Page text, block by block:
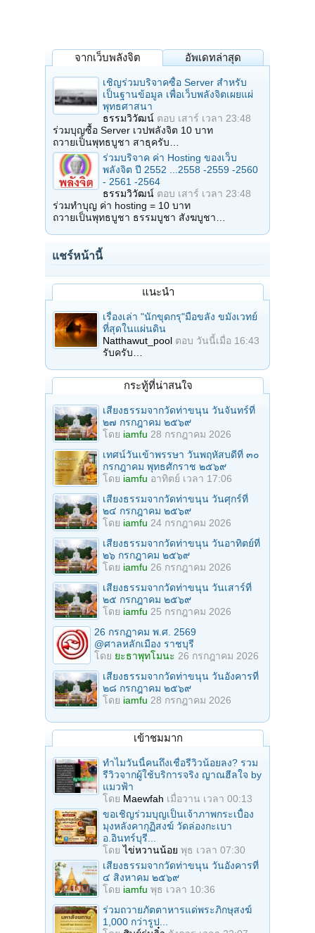
จากเว็บพลังจิต อัพเดทล่าสุด
เชิญร่วมบริจาคซื้อ Server สำหรับ
เป็นฐานข้อมูล เพื่อเว็บพลังจิตเผยแผ่
พุทธศาสนา
ธรรมวิวัฒน์ ตอบ เสาร์ เวลา 23:48
ร่วมบุญซื้อ Server เวปพลังจิต 10 บาท
ถวายเป็นพุทธบูชา สาธุครับ…
ร่วมบริจาค ค่า Hosting ของเว็บ
พลังจิต ปี 2552 ...2558 -2559 -2560
- 2561 -2564
ธรรมวิวัฒน์ ตอบ เสาร์ เวลา 23:48
ร่วมทำบุญ ค่า hosting = 10 บาท
ถวายเป็นพุทธบูชา ธรรมบูชา สังฆบูชา…
แชร์หน้านี้
แนะนำ
เรื่องเล่า "นักขุดกรุ"มือขลัง ขมังเวทย์
ที่สุดในแผ่นดิน
Natthawut_pool ตอบ วันนี้เมื่อ 16:43
รับครับ…
กระทู้ที่น่าสนใจ
เสียงธรรมจากวัดท่าขนุน วันจันทร์ที่
๒๗ กรกฎาคม ๒๕๖๙
โดย iamfu 28 กรกฎาคม 2026
เทศน์วันเข้าพรรษา วันพฤหัสบดีที่ ๓๐
กรกฎาคม พุทธศักราช ๒๕๖๙
โดย iamfu อาทิตย์ เวลา 17:06
เสียงธรรมจากวัดท่าขนุน วันศุกร์ที่
๒๔ กรกฎาคม ๒๕๖๙
โดย iamfu 24 กรกฎาคม 2026
เสียงธรรมจากวัดท่าขนุน วันอาทิตย์ที่
๒๖ กรกฎาคม ๒๕๖๙
โดย iamfu 26 กรกฎาคม 2026
เสียงธรรมจากวัดท่าขนุน วันเสาร์ที่
๒๕ กรกฎาคม ๒๕๖๙
โดย iamfu 25 กรกฎาคม 2026
26 กรกฏาคม พ.ศ. 2569
@ศาลหลักเมือง ราชบุรี
โดย ยะธาพุทโมนะ 26 กรกฎาคม 2026
เสียงธรรมจากวัดท่าขนุน วันอังคารที่
๒๘ กรกฎาคม ๒๕๖๙
โดย iamfu 28 กรกฎาคม 2026
เข้าชมมาก
ทำไมวันนี้คนถึงเชื่อรีวิวน้อยลง? รวม
รีวิวจากผู้ใช้บริการจริง ญาณฮีลใจ by
แมวฟ้า
โดย Maewfah เมื่อวาน เวลา 00:13
ขอเชิญร่วมบุญเป็นเจ้าภาพกระเบื้อง
มุงหลังคากุฏิสงฆ์ วัดล่องกะเบา
อ.อินทร์บุรี...
โดยไข่หวานน้อย พุธ เวลา 07:30
เสียงธรรมจากวัดท่าขนุน วันอังคารที่
๔ สิงหาคม ๒๕๖๙
โดย iamfu พุธ เวลา 10:36
ร่วมถวายภัตตาหารแด่พระภิกษุสงฆ์
1,000 กว่ารูป...